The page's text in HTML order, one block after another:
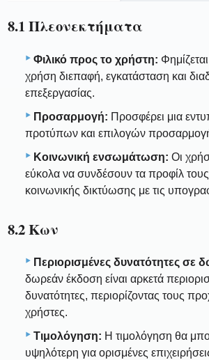
8.1 Πλεονεκτήματα
Φιλικό προς το χρήστη:
χρήση διεπαφή, εγκατάσταση και
επεξεργασίας.
Προσαρμογή: Προσφέρει μια
προτύπων και επιλογών
Κοινωνική ενσωμάτωση: Οι
εύκολα να συνδέσουν τα προφίλ
κοινωνικής δικτύωσης με τις
8.2 Κων
Περιορισμένες δυνατότητες σε
δωρεάν έκδοση είναι αρκετά
δυνατότητες, περιορίζοντας τους
χρήστες.
Τιμολόγηση: Η τιμολόγηση θα
υψηλότερη για ορισμένες